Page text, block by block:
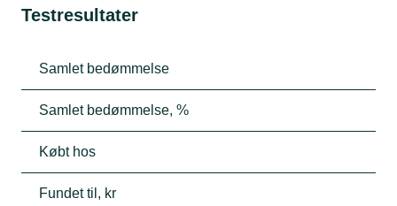
Testresultater
Samlet bedømmelse
Samlet bedømmelse, %
Købt hos
Fundet til, kr